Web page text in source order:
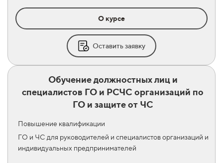
О курсе
Оставить заявку
Обучение должностных лиц и
специалистов ГО и РСЧС организаций по
ГО и защите от ЧС
Повышение квалификации
ГО и ЧС для руководителей и специалистов организаций и
индивидуальных предпринимателей